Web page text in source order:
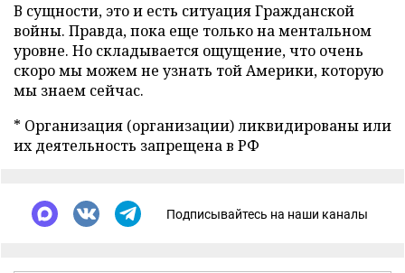
В сущности, это и есть ситуация Гражданской
войны. Правда, пока еще только на ментальном
уровне. Но складывается ощущение, что очень
скоро мы можем не узнать той Америки, которую
мы знаем сейчас.
* Организация (организации) ликвидированы или
их деятельность запрещена в РФ
Подписывайтесь на наши каналы